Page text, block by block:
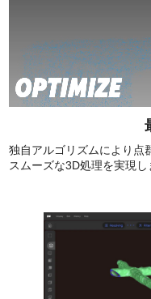
独自アルゴリズムにより点
スムーズな3D処理を実現し